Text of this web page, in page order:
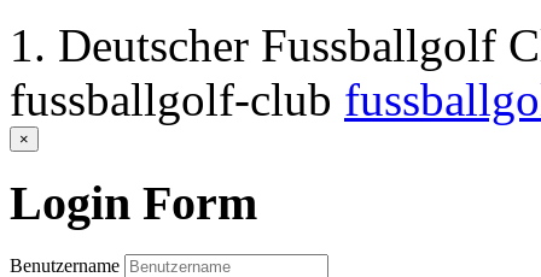
1. Deutscher Fussballgolf
fussballgolf-club
×
Login Form
Benutzername